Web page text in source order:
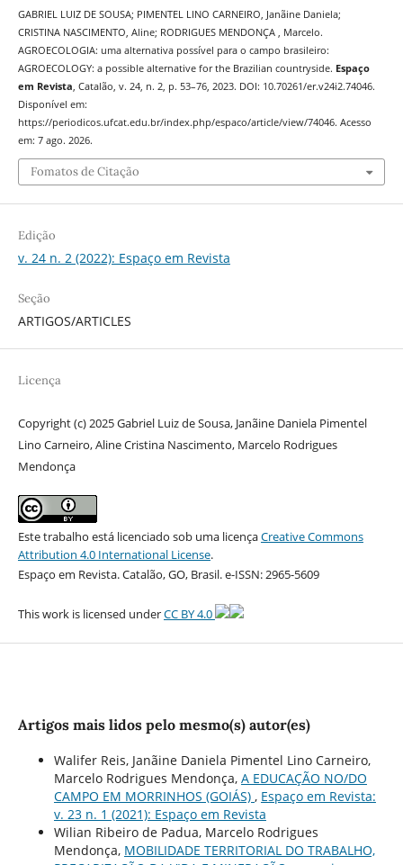
GABRIEL LUIZ DE SOUSA; PIMENTEL LINO CARNEIRO, Janãine Daniela;
CRISTINA NASCIMENTO, Aline; RODRIGUES MENDONÇA , Marcelo.
AGROECOLOGIA: uma alternativa possível para o campo brasileiro:
AGROECOLOGY: a possible alternative for the Brazilian countryside. Espaço
em Revista, Catalão, v. 24, n. 2, p. 53–76, 2023. DOI: 10.70261/er.v24i2.74046.
Disponível em:
https://periodicos.ufcat.edu.br/index.php/espaco/article/view/74046. Acesso
em: 7 ago. 2026.
Fomatos de Citação
Edição
v. 24 n. 2 (2022): Espaço em Revista
Seção
ARTIGOS/ARTICLES
Licença
Copyright (c) 2025 Gabriel Luiz de Sousa, Janãine Daniela Pimentel
Lino Carneiro, Aline Cristina Nascimento, Marcelo Rodrigues
Mendonça
Este trabalho está licenciado sob uma licençaCreative Commons
Attribution 4.0 International License.
Espaço em Revista. Catalão, GO, Brasil. e-ISSN: 2965-5609
This work is licensed underCC BY 4.0
Artigos mais lidos pelo mesmo(s) autor(es)
Walifer Reis, Janãine Daniela Pimentel Lino Carneiro,
Marcelo Rodrigues Mendonça, A EDUCAÇÃO NO/DO
CAMPO EM MORRINHOS (GOIÁS) , Espaço em Revista:
v. 23 n. 1 (2021): Espaço em Revista
Wilian Ribeiro de Padua, Marcelo Rodrigues
Mendonça, MOBILIDADE TERRITORIAL DO TRABALHO,